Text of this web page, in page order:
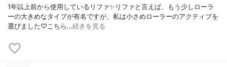
1年以上前から使用しているリファ✨リファと言えば、もう少しローラ
ーの大きめなタイプが有名ですが、私は小さめローラーのアクティブを
選びました♡こちら…続きを見る